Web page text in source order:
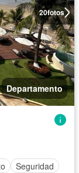
20fotos
Departamento
Seguridad